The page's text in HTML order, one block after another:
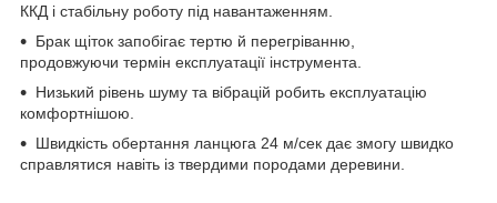
ККД і стабільну роботу під навантаженням.
Брак щіток запобігає тертю й перегріванню,
продовжуючи термін експлуатації інструмента.
Низький рівень шуму та вібрацій робить експлуатацію
комфортнішою.
Швидкість обертання ланцюга 24 м/сек дає змогу швидко
справлятися навіть із твердими породами деревини.